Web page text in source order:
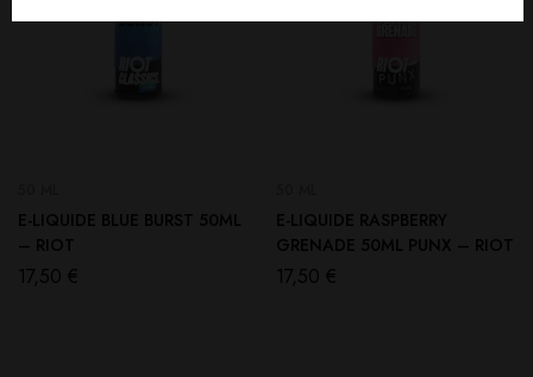
E-LIQUIDE BLUE BURST 50ML
– RIOT
17,50 €
E-LIQUIDE RASPBERRY
GRENADE 50ML PUNX – RIOT
17,50 €